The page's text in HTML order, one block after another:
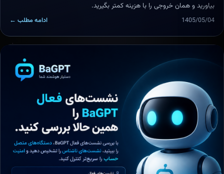
بیاورید و همان خروجی را با هزینه کمتر بگیرید.
1405/05/04 ادامه مطلب ←